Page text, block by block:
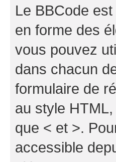
Le BBCode
en forme des
vous pouvez
dans chacun
formulaire de
au style
que < et >.
accessible